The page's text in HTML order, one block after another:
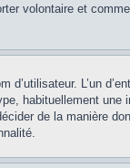
volontaire et
L’un
habituellement
de la